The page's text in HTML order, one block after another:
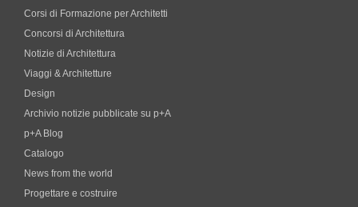
Corsi di Formazione per Architetti
Concorsi di Architettura
Notizie di Architettura
Viaggi & Architetture
Design
Archivio notizie pubblicate su p+A
p+A Blog
Catalogo
News from the world
Progettare e costruire